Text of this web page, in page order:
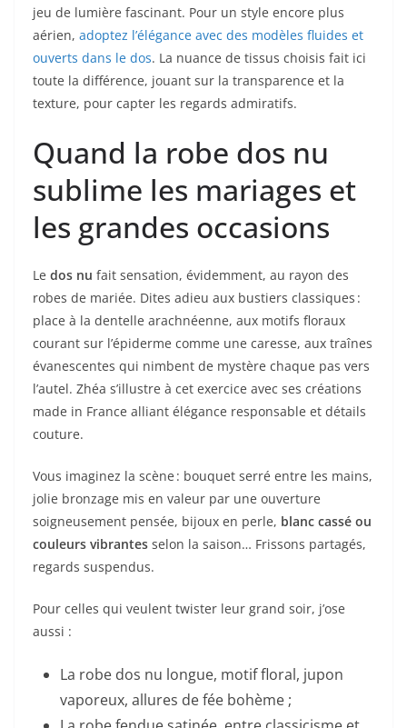
jeu de lumière fascinant. Pour un style encore plus
aérien, adoptez l’élégance avec des modèles fluides et
ouverts dans le dos. La nuance de tissus choisis fait ici
toute la différence, jouant sur la transparence et la
texture, pour capter les regards admiratifs.
Quand la robe dos nu
sublime les mariages et
les grandes occasions
Le dos nu fait sensation, évidemment, au rayon des
robes de mariée. Dites adieu aux bustiers classiques :
place à la dentelle arachnéenne, aux motifs floraux
courant sur l’épiderme comme une caresse, aux traînes
évanescentes qui nimbent de mystère chaque pas vers
l’autel. Zhéa s’illustre à cet exercice avec ses créations
made in France alliant élégance responsable et détails
couture.
Vous imaginez la scène : bouquet serré entre les mains,
jolie bronzage mis en valeur par une ouverture
soigneusement pensée, bijoux en perle, blanc cassé ou
couleurs vibrantes selon la saison… Frissons partagés,
regards suspendus.
Pour celles qui veulent twister leur grand soir, j’ose
aussi :
La robe dos nu longue, motif floral, jupon
vaporeux, allures de fée bohème ;